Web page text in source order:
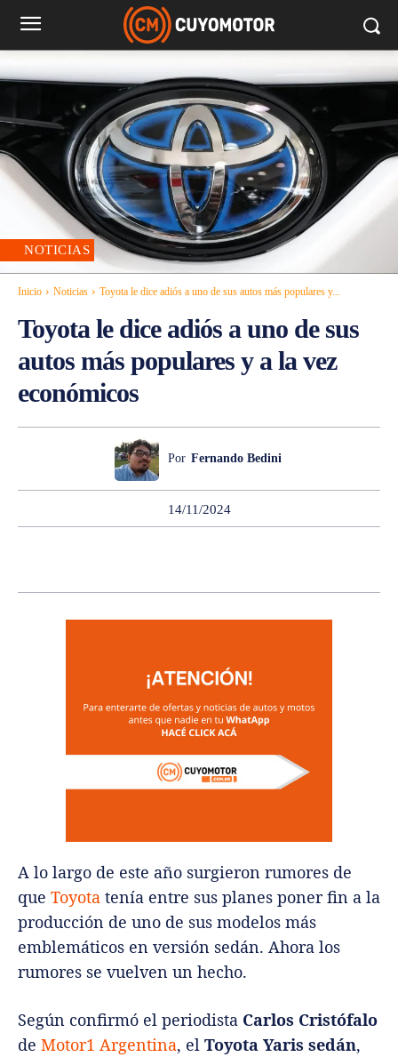
NOTICIAS
Inicio Noticias Toyota le dice adiós a uno de sus autos más populares y...
Toyota le dice adiós a uno de sus
autos más populares y a la vez
económicos
Por Fernando Bedini
14/11/2024
A lo largo de este año surgieron rumores de
que Toyota tenía entre sus planes poner fin a la
producción de uno de sus modelos más
emblemáticos en versión sedán. Ahora los
rumores se vuelven un hecho.
Según confirmó el periodista Carlos Cristófalo
de Motor1 Argentina, el Toyota Yaris sedán,